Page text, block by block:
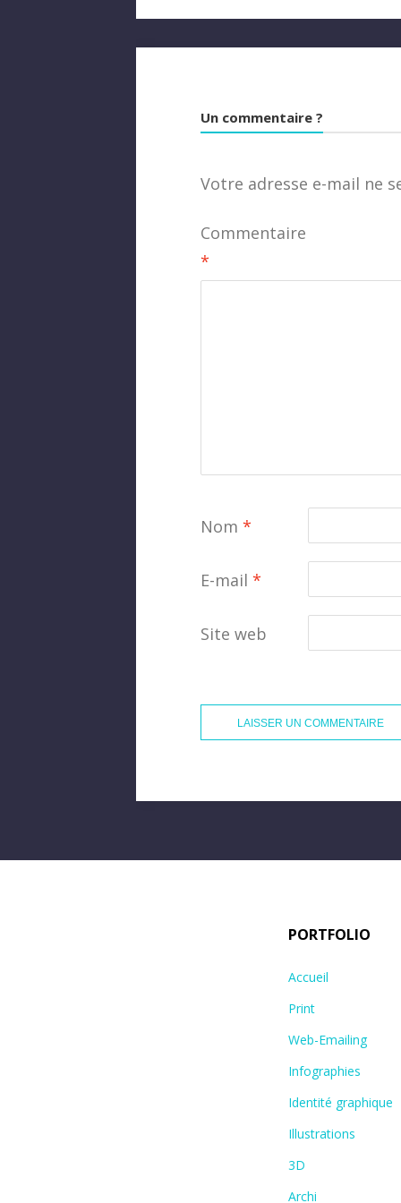
Un commentaire ?
Votre adresse e-mail ne
Commentaire
*
Nom *
E-mail *
Site web
PORTFOLIO
Accueil
Print
Web-Emailing
Infographies
Identité graphique
Illustrations
3D
Archi